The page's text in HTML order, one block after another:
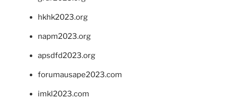
hkhk2023.org
napm2023.org
apsdfd2023.org
forumausape2023.com
imkl2023.com